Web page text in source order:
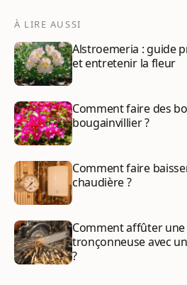
À LIRE AUSSI
Alstroemeria : guide
et entretenir la fleur
Comment faire des
bougainvillier ?
Comment faire
chaudière ?
Comment affûter une
tronçonneuse avec
?